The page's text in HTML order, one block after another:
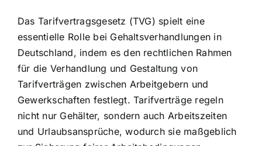
Das Tarifvertragsgesetz (TVG) spielt eine
essentielle Rolle bei Gehaltsverhandlungen in
Deutschland, indem es den rechtlichen Rahmen
für die Verhandlung und Gestaltung von
Tarifverträgen zwischen Arbeitgebern und
Gewerkschaften festlegt. Tarifverträge regeln
nicht nur Gehälter, sondern auch Arbeitszeiten
und Urlaubsansprüche, wodurch sie maßgeblich